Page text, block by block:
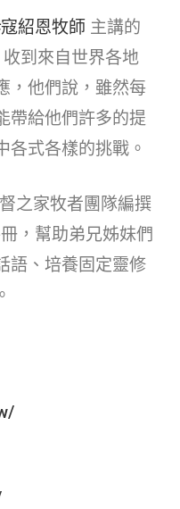
紹恩牧師​ 主講的
到來自世界各地
，他們說，雖然每
帶給他們許多的提
各式各樣的挑戰。
之家牧者團隊編撰
，幫助弟兄姊妹們
語、培養固定靈修